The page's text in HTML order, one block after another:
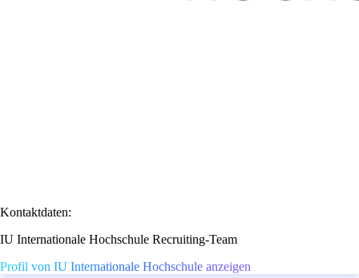
Kontaktdaten:
IU Internationale Hochschule Recruiting-Team
Profil von IU Internationale Hochschule anzeigen